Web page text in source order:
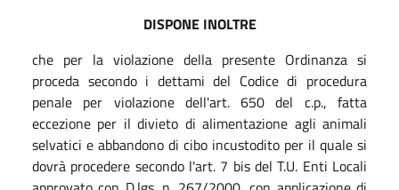
DISPONE INOLTRE
che per la violazione della presente Ordinanza si
proceda secondo i dettami del Codice di procedura
penale per violazione dell'art. 650 del c.p., fatta
eccezione per il divieto di alimentazione agli animali
selvatici e abbandono di cibo incustodito per il quale si
dovrà procedere secondo l'art. 7 bis del T.U. Enti Locali